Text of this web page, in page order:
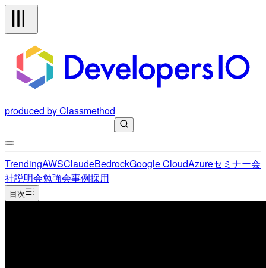
produced by Classmethod
TrendingAWSClaudeBedrockGoogle CloudAzureセミナー会
社説明会勉強会事例採用
目次